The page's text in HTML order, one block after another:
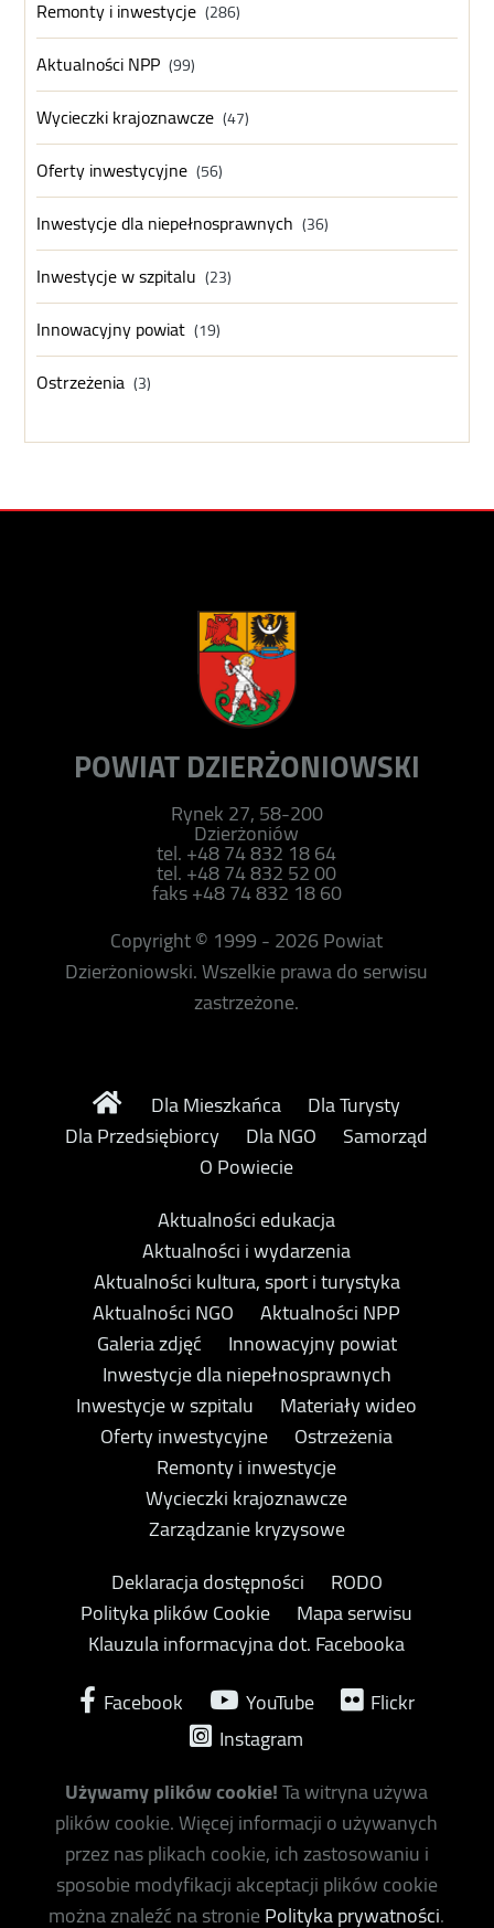
Remonty i inwestycje (286)
Aktualności NPP (99)
Wycieczki krajoznawcze (47)
Oferty inwestycyjne (56)
Inwestycje dla niepełnosprawnych (36)
Inwestycje w szpitalu (23)
Innowacyjny powiat (19)
Ostrzeżenia (3)
POWIAT DZIERŻONIOWSKI
Rynek 27, 58-200
Dzierżoniów
tel. +48 74 832 18 64
tel. +48 74 832 52 00
faks +48 74 832 18 60
Copyright © 1999 - 2026 Powiat
Dzierżoniowski. Wszelkie prawa do serwisu
zastrzeżone.
Dla Mieszkańca
Dla Turysty
Dla Przedsiębiorcy
Dla NGO
Samorząd
O Powiecie
Aktualności edukacja
Aktualności i wydarzenia
Aktualności kultura, sport i turystyka
Aktualności NGO
Aktualności NPP
Galeria zdjęć
Innowacyjny powiat
Inwestycje dla niepełnosprawnych
Inwestycje w szpitalu
Materiały wideo
Oferty inwestycyjne
Ostrzeżenia
Remonty i inwestycje
Wycieczki krajoznawcze
Zarządzanie kryzysowe
Deklaracja dostępności
RODO
Polityka plików Cookie
Mapa serwisu
Klauzula informacyjna dot. Facebooka
Facebook
YouTube
Flickr
Instagram
Używamy plików cookie!Ta witryna używa
plików cookie. Więcej informacji o używanych
przez nas plikach cookie, ich zastosowaniu i
sposobie modyfikacji akceptacji plików cookie
można znaleźć na stroniePolityka prywatności.